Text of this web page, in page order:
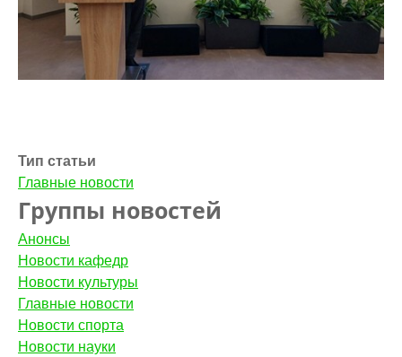
Тип статьи
Главные новости
Группы новостей
Анонсы
Новости кафедр
Новости культуры
Главные новости
Новости спорта
Новости науки